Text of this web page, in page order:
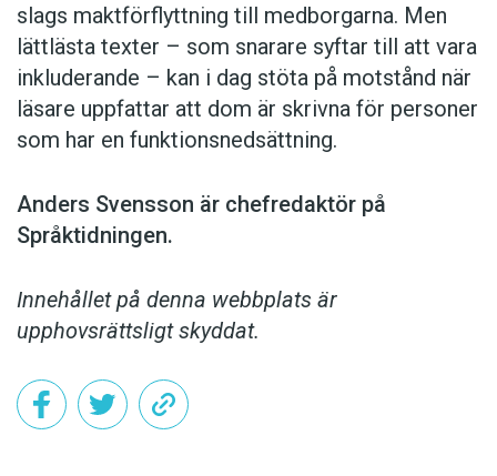
slags maktförflyttning till medborgarna. Men
lättlästa texter – som snarare syftar till att vara
inkluderande – kan i dag stöta på motstånd när
läsare uppfattar att dom är skrivna för personer
som har en funktionsnedsättning.
Anders Svensson är chefredaktör på
Språktidningen.
Innehållet på denna webbplats är
upphovsrättsligt skyddat.